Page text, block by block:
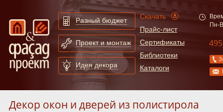
Разный бюджет
Проект и монтаж
Идея декора
Скачать
Прайс-лист
Сертификаты
Библиотеки
Каталоги
Пн-
Декор окон и дверей из полистирола